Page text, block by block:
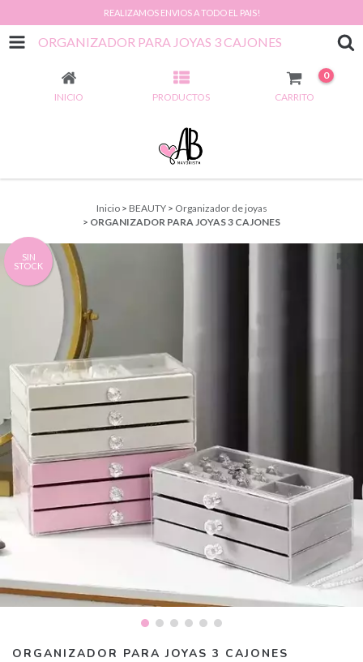
REALIZAMOS ENVIOS A TODO EL PAIS!
ORGANIZADOR PARA JOYAS 3 CAJONES
INICIO PRODUCTOS CARRITO
0
Inicio > BEAUTY > Organizador de joyas
> ORGANIZADOR PARA JOYAS 3 CAJONES
SIN
STOCK
ORGANIZADOR PARA JOYAS 3 CAJONES